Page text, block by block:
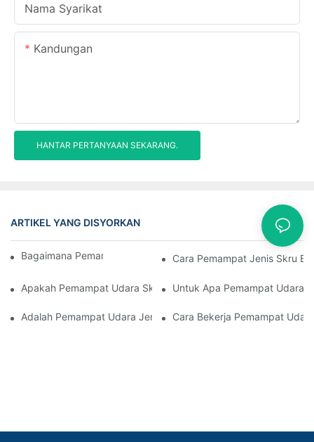
Nama Syarikat
Kandungan
HANTAR PERTANYAAN SEKARANG.
ARTIKEL YANG DISYORKAN Kes
Bagaimana Pemampat Skru BerfungsiCara Pemampat Jenis Skru
Apakah Pemampat Udara Skru RotaryUntuk Apa Pemampat Udara
Adalah Pemampat Udara Jenis Skru SenyapCara Bekerja Pemampat